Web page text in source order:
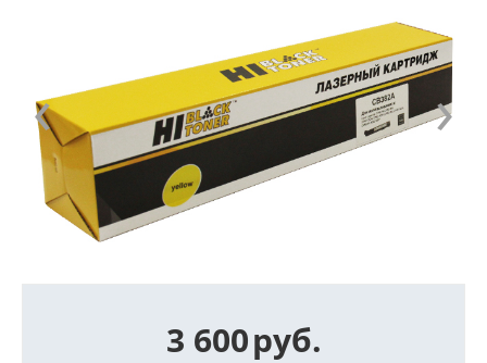
3 600руб.